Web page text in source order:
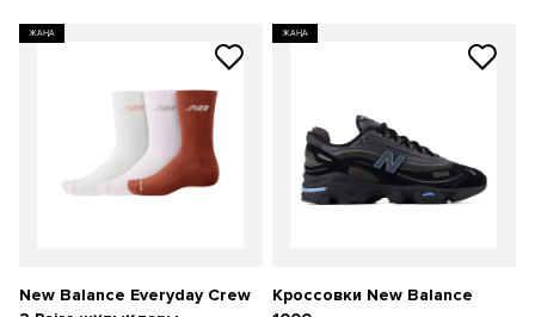
ЖАҢА
New Balance Everyday Crew
ЖАҢА
Кроссовки New Balance